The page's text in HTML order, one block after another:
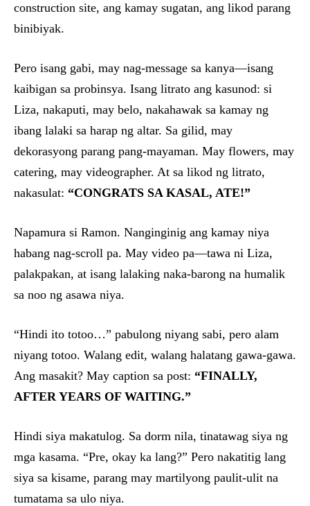
construction site, ang kamay sugatan, ang likod parang
binibiyak.
Pero isang gabi, may nag-message sa kanya—isang
kaibigan sa probinsya. Isang litrato ang kasunod: si
Liza, nakaputi, may belo, nakahawak sa kamay ng
ibang lalaki sa harap ng altar. Sa gilid, may
dekorasyong parang pang-mayaman. May flowers, may
catering, may videographer. At sa likod ng litrato,
nakasulat: “CONGRATS SA KASAL, ATE!”
Napamura si Ramon. Nanginginig ang kamay niya
habang nag-scroll pa. May video pa—tawa ni Liza,
palakpakan, at isang lalaking naka-barong na humalik
sa noo ng asawa niya.
“Hindi ito totoo…” pabulong niyang sabi, pero alam
niyang totoo. Walang edit, walang halatang gawa-gawa.
Ang masakit? May caption sa post: “FINALLY,
AFTER YEARS OF WAITING.”
Hindi siya makatulog. Sa dorm nila, tinatawag siya ng
mga kasama. “Pre, okay ka lang?” Pero nakatitig lang
siya sa kisame, parang may martilyong paulit-ulit na
tumatama sa ulo niya.